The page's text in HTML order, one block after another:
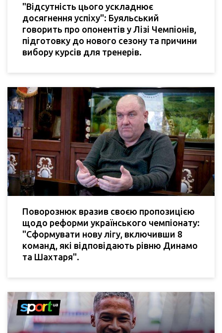
"Відсутність цього ускладнює
досягнення успіху": Буяльський
говорить про опонентів у Лізі Чемпіонів,
підготовку до нового сезону та причини
вибору курсів для тренерів.
Поворознюк вразив своєю пропозицією
щодо реформи українського чемпіонату:
"Сформувати нову лігу, включивши 8
команд, які відповідають рівню Динамо
та Шахтаря".